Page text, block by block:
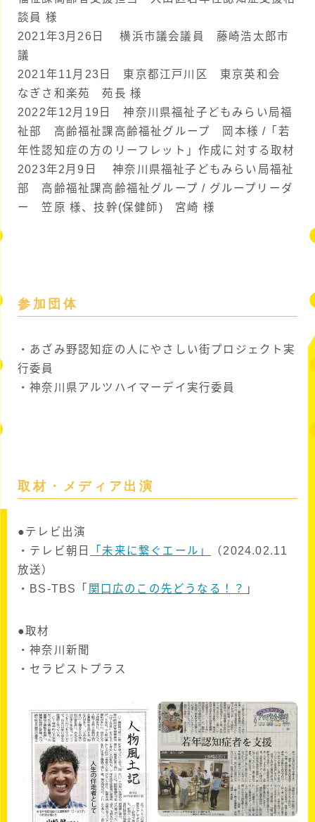
談員 様
2021年3月26日 横浜市議会議員 藤崎浩太郎市
議
2021年11月23日 東京都江戸川区 東京英和会
なぎさ和楽苑 苑長 様
2022年12月19日 神奈川県福祉子どもみらい局福
祉部 高齢福祉課高齢福祉グループ 岡本様 /「若
年性認知症の方のリーフレット」作成に対する取材
2023年2月9日 神奈川県福祉子どもみらい局福祉
部 高齢福祉課高齢福祉グループ / グループリーダ
ー 笠原 様、技幹(保健師) 宮崎 様
参加団体
・あざみ野認知症の人にやさしい街プロジェクト実
行委員
・神奈川県アルツハイマーデイ実行委員
取材・メディア出演
●テレビ出演
・テレビ朝日
「未来に繋ぐエール」
（2024.02.11
放送）
・BS-TBS「 関口広のこの先どうなる！？ 」
●取材
・神奈川新聞
・セラピストプラス